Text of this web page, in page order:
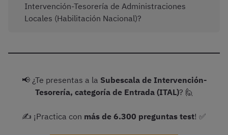
Intervención-Tesorería de Administraciones
Locales (Habilitación Nacional)?
📢 ¿Te presentas a la Subescala de Intervención-
Tesorería, categoría de Entrada (ITAL)? 🙋
✍️ ¡Practica con más de 6.300 preguntas test! ✅